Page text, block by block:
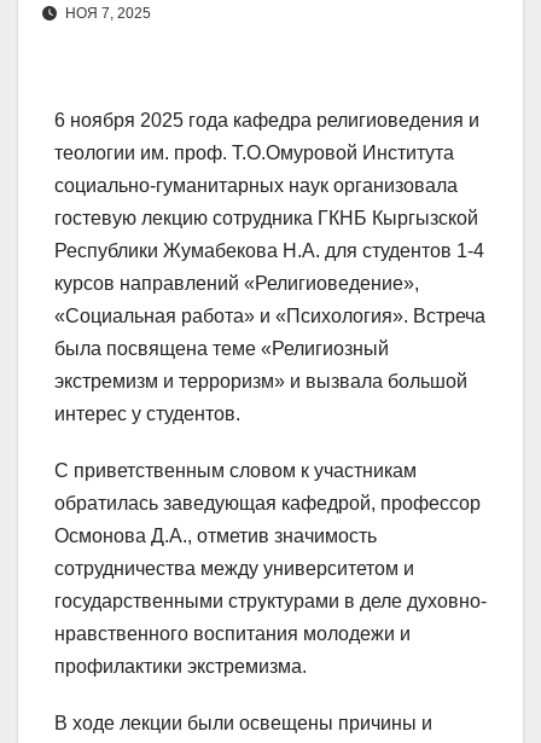
НОЯ 7, 2025
6 ноября 2025 года кафедра религиоведения и
теологии им. проф. Т.О.Омуровой Института
социально-гуманитарных наук организовала
гостевую лекцию сотрудника ГКНБ Кыргызской
Республики Жумабекова Н.А. для студентов 1-4
курсов направлений «Религиоведение»,
«Социальная работа» и «Психология». Встреча
была посвящена теме «Религиозный
экстремизм и терроризм» и вызвала большой
интерес у студентов.
С приветственным словом к участникам
обратилась заведующая кафедрой, профессор
Осмонова Д.А., отметив значимость
сотрудничества между университетом и
государственными структурами в деле духовно-
нравственного воспитания молодежи и
профилактики экстремизма.
В ходе лекции были освещены причины и